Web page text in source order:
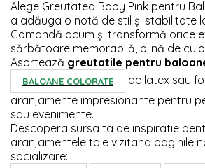
Alege Greutatea Baby Pink pentru
a adăuga o notă de stil și stabilitate
Comandă acum și transformă orice
sărbătoare memorabilă, plină de
Asortează greutatile pentru
BALOANE COLORATE
de latex sau
aranjamente impresionante pentru
sau evenimente.
Descopera sursa ta de inspiratie
aranjamentele tale vizitand paginile
socializare: